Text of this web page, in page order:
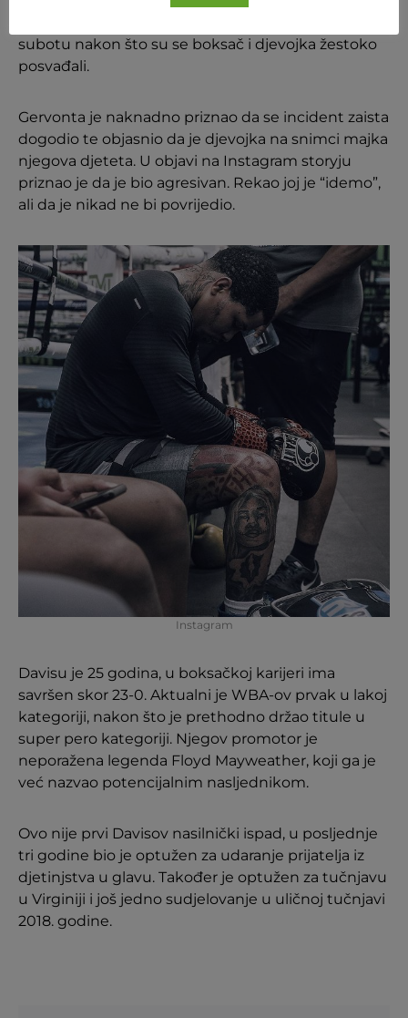
subotu nakon što su se boksač i djevojka žestoko
posvađali.
Gervonta je naknadno priznao da se incident zaista
dogodio te objasnio da je djevojka na snimci majka
njegova djeteta. U objavi na Instagram storyju
priznao je da je bio agresivan. Rekao joj je “idemo”,
ali da je nikad ne bi povrijedio.
Instagram
Davisu je 25 godina, u boksačkoj karijeri ima
savršen skor 23-0. Aktualni je WBA-ov prvak u lakoj
kategoriji, nakon što je prethodno držao titule u
super pero kategoriji. Njegov promotor je
neporažena legenda Floyd Mayweather, koji ga je
već nazvao potencijalnim nasljednikom.
Ovo nije prvi Davisov nasilnički ispad, u posljednje
tri godine bio je optužen za udaranje prijatelja iz
djetinjstva u glavu. Također je optužen za tučnjavu
u Virginiji i još jedno sudjelovanje u uličnoj tučnjavi
2018. godine.